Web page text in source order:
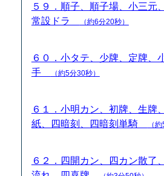
５９．順子、順子場、小三元
常設ドラ
（約6分20秒）
６０．小タテ、少牌、定牌、
手
（約5分30秒）
６１．小明カン、初牌、生牌
紙、四暗刻、四暗刻単騎
（
６２．四開カン、四カン散了